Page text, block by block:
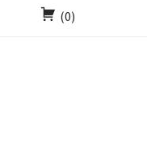
(0)